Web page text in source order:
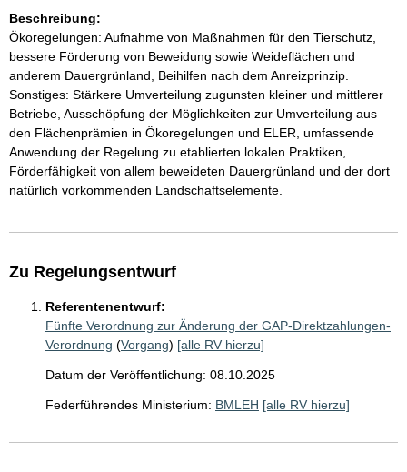
Beschreibung:
Ökoregelungen: Aufnahme von Maßnahmen für den Tierschutz,
bessere Förderung von Beweidung sowie Weideflächen und
anderem Dauergrünland, Beihilfen nach dem Anreizprinzip.
Sonstiges: Stärkere Umverteilung zugunsten kleiner und mittlerer
Betriebe, Ausschöpfung der Möglichkeiten zur Umverteilung aus
den Flächenprämien in Ökoregelungen und ELER, umfassende
Anwendung der Regelung zu etablierten lokalen Praktiken,
Förderfähigkeit von allem beweideten Dauergrünland und der dort
natürlich vorkommenden Landschaftselemente.
Zu Regelungsentwurf
Referentenentwurf:
Fünfte Verordnung zur Änderung der GAP-Direktzahlungen-
Verordnung (Vorgang) [alle RV hierzu]
Datum der Veröffentlichung: 08.10.2025
Federführendes Ministerium: BMLEH [alle RV hierzu]